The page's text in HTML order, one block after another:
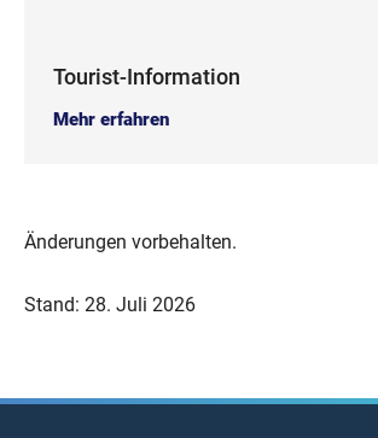
Tourist-Information
Mehr erfahren
Änderungen vorbehalten.
Stand: 28. Juli 2026